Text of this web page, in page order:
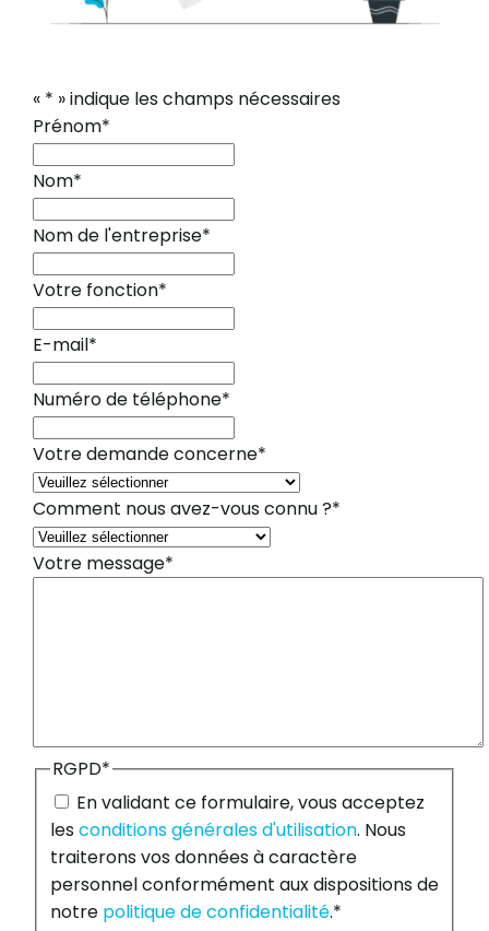
« * » indique les champs nécessaires
Prénom*
Nom*
Nom de l'entreprise*
Votre fonction*
E-mail*
Numéro de téléphone*
Votre demande concerne*
Comment nous avez-vous connu ?*
Votre message*
RGPD*
En validant ce formulaire, vous acceptez
lesconditions générales d'utilisation. Nous
traiterons vos données à caractère
personnel conformément aux dispositions de
notre politique de confidentialité.*